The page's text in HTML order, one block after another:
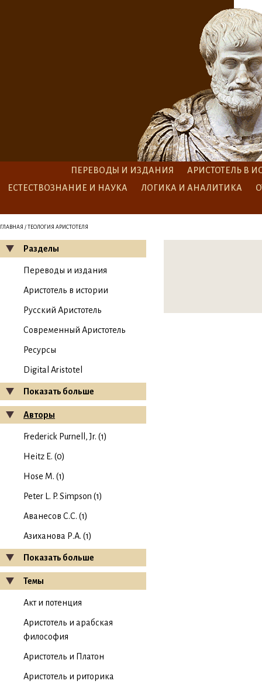
ПЕРЕВОДЫ И ИЗДАНИЯ
АРИСТОТЕЛЬ В
ЕСТЕСТВОЗНАНИЕ И НАУКА
ЛОГИКА И АНАЛИТИКА
ГЛАВНАЯ / ТЕОЛОГИЯ АРИСТОТЕЛЯ
Разделы
Переводы и издания
Аристотель в истории
Русский Аристотель
Современный Аристотель
Ресурсы
Digital Aristotel
Показать больше
Авторы
Frederick Purnell, Jr. (1)
Heitz E. (0)
Hose M. (1)
Peter L. P. Simpson (1)
Аванесов С.С. (1)
Азиханова Р.А. (1)
Показать больше
Темы
Акт и потенция
Аристотель и арабская
философия
Аристотель и Платон
Аристотель и риторика